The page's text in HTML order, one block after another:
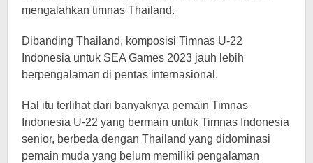
mengalahkan timnas Thailand.
Dibanding Thailand, komposisi Timnas U-22
Indonesia untuk SEA Games 2023 jauh lebih
berpengalaman di pentas internasional.
Hal itu terlihat dari banyaknya pemain Timnas
Indonesia U-22 yang bermain untuk Timnas Indonesia
senior, berbeda dengan Thailand yang didominasi
pemain muda yang belum memiliki pengalaman